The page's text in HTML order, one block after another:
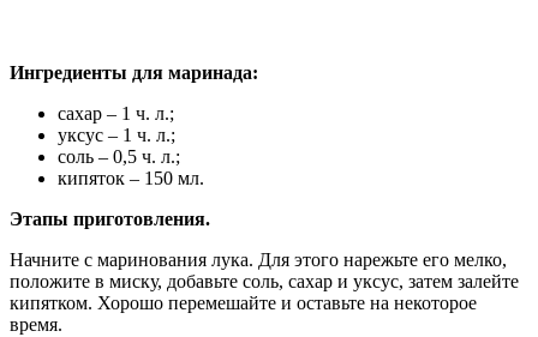
Ингредиенты для маринада:
сахар – 1 ч. л.;
уксус – 1 ч. л.;
соль – 0,5 ч. л.;
кипяток – 150 мл.
Этапы приготовления.
Начните с маринования лука. Для этого нарежьте его мелко,
положите в миску, добавьте соль, сахар и уксус, затем залейте
кипятком. Хорошо перемешайте и оставьте на некоторое
время.